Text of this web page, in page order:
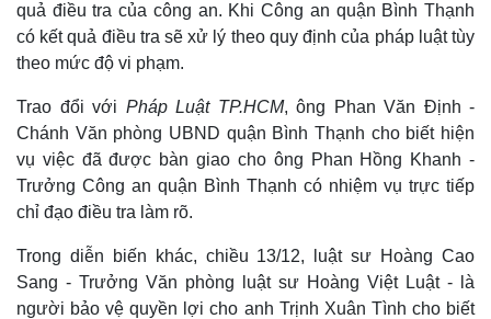
Thế giới
Quan sát
Cuộc sống đó đây
Hồ sơ
Multimedia
Video
Ảnh
E-Magazine
quả điều tra của công an. Khi Công an quận Bình Thạnh
có kết quả điều tra sẽ xử lý theo quy định của pháp luật tùy
theo mức độ vi phạm.
Trao đổi với Pháp Luật TP.HCM, ông Phan Văn Định -
Chánh Văn phòng UBND quận Bình Thạnh cho biết hiện
vụ việc đã được bàn giao cho ông Phan Hồng Khanh -
Trưởng Công an quận Bình Thạnh có nhiệm vụ trực tiếp
chỉ đạo điều tra làm rõ.
Trong diễn biến khác, chiều 13/12, luật sư Hoàng Cao
Sang - Trưởng Văn phòng luật sư Hoàng Việt Luật - là
người bảo vệ quyền lợi cho anh Trịnh Xuân Tình cho biết